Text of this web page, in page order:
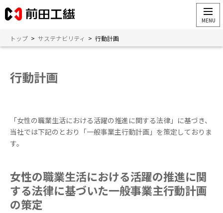
トップ > サステナビリティ > 行動計画
行動計画
「女性の職業生活における活躍の推進に関する法律」に基づき、
当社では下記のとおり「一般事業主行動計画」を策定しておりま
す。
女性の職業生活における活躍の推進に関
する法律に基づいた一般事業主行動計画
の策定